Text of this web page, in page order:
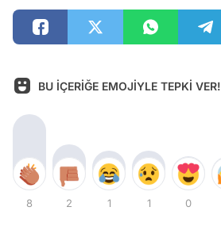
BU İÇERİĞE EMOJİYLE TEPKİ VER!
8 2 1 1 0